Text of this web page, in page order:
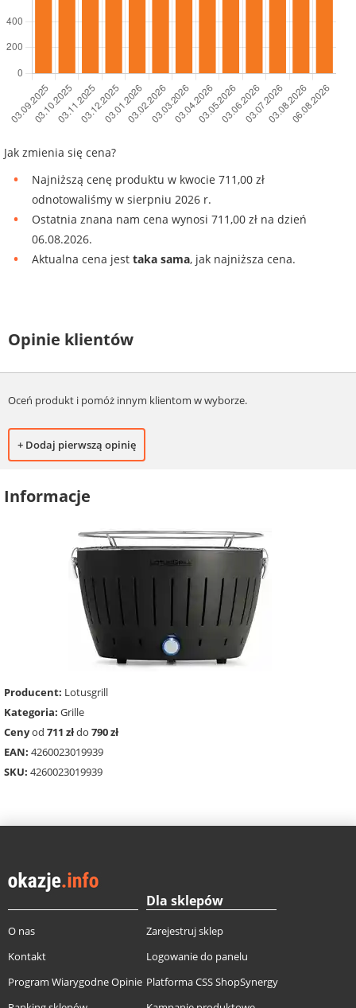
Jak zmienia się cena?
Najniższą cenę produktu w kwocie 711,00 zł
odnotowaliśmy w sierpniu 2026 r.
Ostatnia znana nam cena wynosi 711,00 zł na dzień
06.08.2026.
Aktualna cena jest taka sama, jak najniższa cena.
Opinie klientów
Oceń produkt i pomóż innym klientom w wyborze.
+ Dodaj pierwszą opinię
Informacje
Producent: Lotusgrill
Kategoria: Grille
Cenyod 711 złdo 790 zł
EAN: 4260023019939
SKU: 4260023019939
O nas
Kontakt
Program Wiarygodne Opinie
Dla sklepów
Zarejestruj sklep
Logowanie do panelu
Platforma CSS ShopSynergy